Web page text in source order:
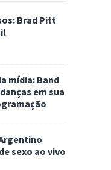
Brad Pitt
mídia: Band
em sua
sexo ao vivo